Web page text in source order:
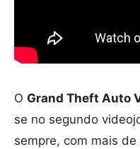
O Grand Theft Auto
se no segundo
sempre, com mais